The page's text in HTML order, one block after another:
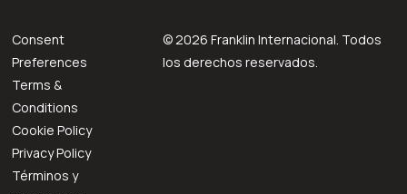
©2026 Franklin Internacional. Todos
los derechos reservados.
Consent
Preferences
Terms &
Conditions
Cookie Policy
Privacy Policy
Términos y